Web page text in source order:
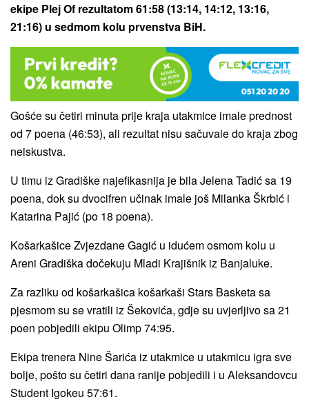
ekipe Plej Of rezultatom 61:58 (13:14, 14:12, 13:16,
21:16) u sedmom kolu prvenstva BiH.
Gošće su četiri minuta prije kraja utakmice imale prednost
od 7 poena (46:53), ali rezultat nisu sačuvale do kraja zbog
neiskustva.
U timu iz Gradiške najefikasnija je bila Jelena Tadić sa 19
poena, dok su dvocifren učinak imale još Milanka Škrbić i
Katarina Pajić (po 18 poena).
Košarkašice Zvjezdane Gagić u idućem osmom kolu u
Areni Gradiška dočekuju Mladi Krajišnik iz Banjaluke.
Za razliku od košarkašica košarkaši Stars Basketa sa
pjesmom su se vratili iz Šekovića, gdje su uvjerljivo sa 21
poen pobjedili ekipu Olimp 74:95.
Ekipa trenera Nine Šarića iz utakmice u utakmicu igra sve
bolje, pošto su četiri dana ranije pobjedili i u Aleksandovcu
Student Igokeu 57:61.